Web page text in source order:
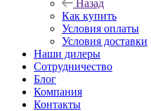
Назад
Как купить
Условия оплаты
Условия доставки
Наши дилеры
Сотрудничество
Блог
Компания
Контакты